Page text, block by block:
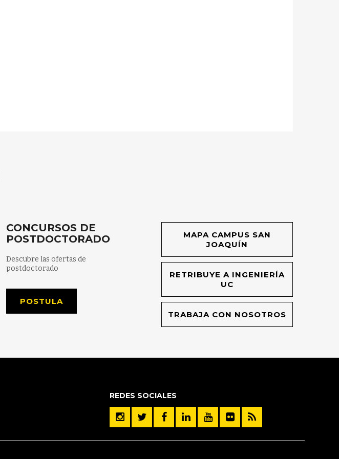
CONCURSOS DE
POSTDOCTORADO
Descubre las ofertas de
postdoctorado
POSTULA
MAPA CAMPUS SAN
JOAQUÍN
RETRIBUYE A INGENIERÍA
UC
TRABAJA CON NOSOTROS
REDES SOCIALES